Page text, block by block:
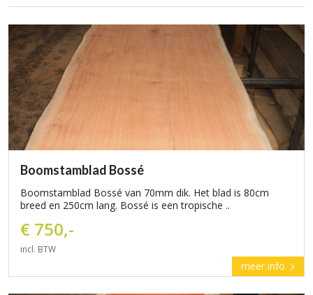
Boomstamblad Bossé
Boomstamblad Bossé van 70mm dik. Het blad is 80cm
breed en 250cm lang. Bossé is een tropische ..
€ 750,-
incl. BTW
meer info